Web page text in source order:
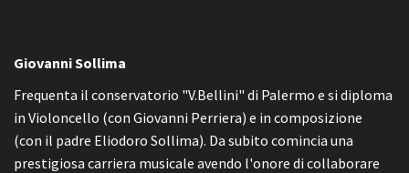
Giovanni Sollima
Frequenta il conservatorio "V.Bellini" di Palermo e si diploma
in Violoncello (con Giovanni Perriera) e in composizione
(con il padre Eliodoro Sollima). Da subito comincia una
prestigiosa carriera musicale avendo l'onore di collaborare